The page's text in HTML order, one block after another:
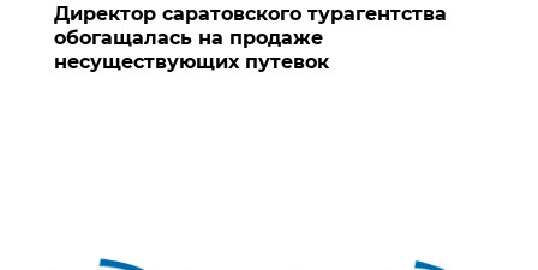
Директор саратовского турагентства
обогащалась на продаже
несуществующих путевок